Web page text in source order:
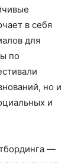
в себя
для
по
но и
и
—